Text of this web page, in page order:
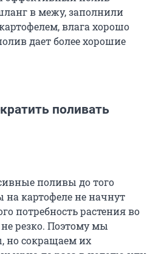
в межу, заполнили
влага хорошо
дает более хорошие
поливать
поливы до того
картофеле не начнут
потребность растения во
резко. Поэтому мы
но сокращаем их